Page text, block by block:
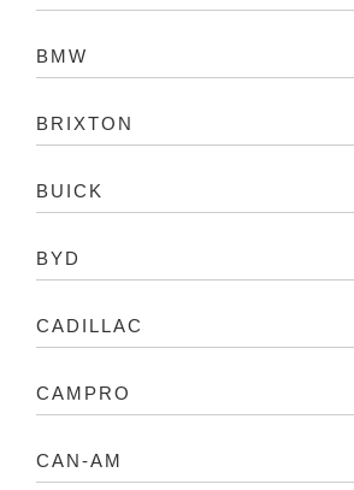
BMW
BRIXTON
BUICK
BYD
CADILLAC
CAMPRO
CAN-AM